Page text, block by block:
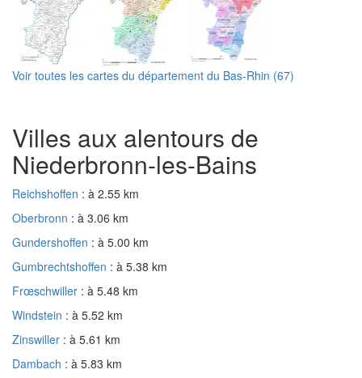
Voir toutes les cartes du département du Bas-Rhin (67)
Villes aux alentours de
Niederbronn-les-Bains
Reichshoffen : à 2.55 km
Oberbronn : à 3.06 km
Gundershoffen : à 5.00 km
Gumbrechtshoffen : à 5.38 km
Frœschwiller : à 5.48 km
Windstein : à 5.52 km
Zinswiller : à 5.61 km
Dambach : à 5.83 km